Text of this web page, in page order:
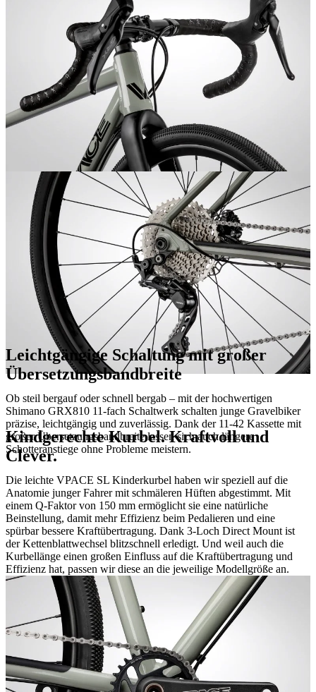
Leichtgängige Schaltung mit großer
Übersetzungsbandbreite
Ob steil bergauf oder schnell bergab – mit der hochwertigen
Shimano GRX810 11-fach Schaltwerk schalten junge Gravelbiker
präzise, leichtgängig und zuverlässig. Dank der 11-42 Kassette mit
großer Übersetzungsbandbreite lassen sich auch längere
Schotteranstiege ohne Probleme meistern.
Kindgerechte Kurbel. Kraftvoll und
Clever.
Die leichte VPACE SL Kinderkurbel haben wir speziell auf die
Anatomie junger Fahrer mit schmäleren Hüften abgestimmt. Mit
einem Q-Faktor von 150 mm ermöglicht sie eine natürliche
Beinstellung, damit mehr Effizienz beim Pedalieren und eine
spürbar bessere Kraftübertragung. Dank 3-Loch Direct Mount ist
der Kettenblattwechsel blitzschnell erledigt. Und weil auch die
Kurbellänge einen großen Einfluss auf die Kraftübertragung und
Effizienz hat, passen wir diese an die jeweilige Modellgröße an.